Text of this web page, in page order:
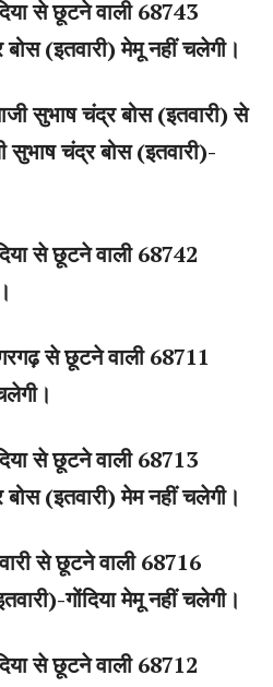
से छूटने वाली 68743
बोस (इतवारी) मेमू नहीं चलेगी।
सुभाष चंद्र बोस (इतवारी) से
चंद्र बोस (इतवारी)-
से छूटने वाली 68742
से छूटने वाली 68711
से छूटने वाली 68713
बोस (इतवारी) मेम नहीं चलेगी।
से छूटने वाली 68716
गोंदिया मेमू नहीं चलेगी।
से छूटने वाली 68712